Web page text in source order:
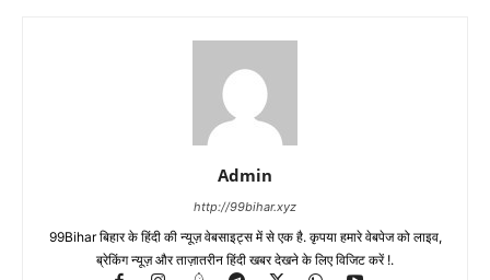
Admin
http://99bihar.xyz
99Bihar बिहार के हिंदी की न्यूज़ वेबसाइट्स में से एक है. कृपया हमारे वेबपेज को लाइव,
ब्रेकिंग न्यूज़ और ताज़ातरीन हिंदी खबर देखने के लिए विजिट करें !.